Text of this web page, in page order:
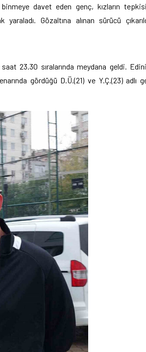
binmeye davet eden genç, kızların
Gözaltına alınan sürücü
23.30 sıralarında meydana geldi.
gördüğü D.Ü.(21) ve Y.Ç.(23) adlı